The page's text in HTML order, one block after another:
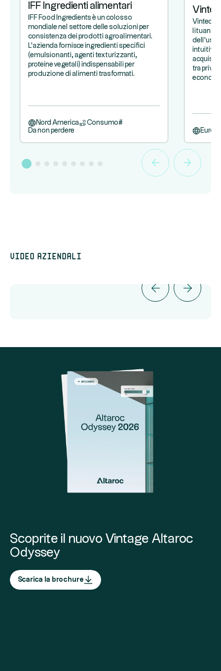
IFF Ingredienti alimentari
IFF Food Ingredients è un colosso
mondiale nel settore delle soluzioni per
consistenza dei prodotti agroalimentari.
L'azienda fornisce ingredienti specifici
(emulsionanti, agenti texturizzanti,
proteine vegetali) indispensabili per
produzione di alimenti trasformati.
Nord America Consumo#
Da non perdere
Vinted
Vinted è
lituana
intuitiva,
tra
Video aziendali
Scoprite il nuovo Vintage Altaroc
Odyssey
Scarica la brochure